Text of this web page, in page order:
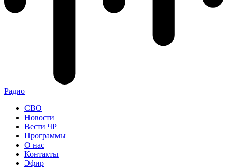
Радио
СВО
Новости
Вести ЧР
Программы
О нас
Контакты
Эфир